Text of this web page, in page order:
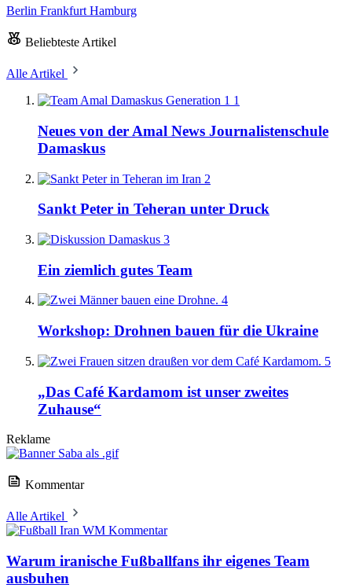
Berlin Frankfurt Hamburg
Beliebteste Artikel
Alle Artikel
1
Neues von der Amal News Journalistenschule
Damaskus
2
Sankt Peter in Teheran unter Druck
3
Ein ziemlich gutes Team
4
Workshop: Drohnen bauen für die Ukraine
5
„Das Café Kardamom ist unser zweites
Zuhause“
Reklame
Kommentar
Alle Artikel
Kommentar
Warum iranische Fußballfans ihr eigenes Team
ausbuhen